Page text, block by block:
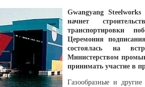
Gwangyang
начнет
транспортировки
Церемония
состоялась на
Министерством
принимать участие в
Газообразные и другие